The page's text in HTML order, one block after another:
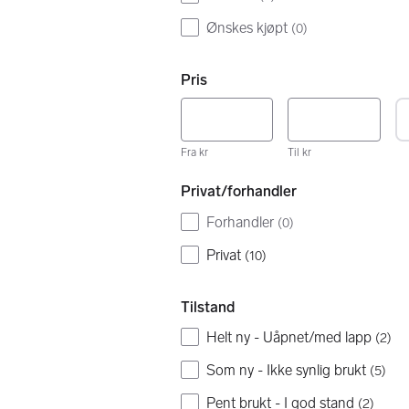
Ønskes kjøpt (0)
Pris
Fra kr Til kr
Privat/forhandler
Forhandler (0)
Privat (10)
Tilstand
Helt ny - Uåpnet/med lapp (2)
Som ny - Ikke synlig brukt (5)
Pent brukt - I god stand (2)